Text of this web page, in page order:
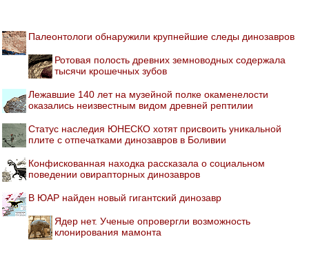
Палеонтологи обнаружили крупнейшие следы динозавров
Ротовая полость древних земноводных содержала
тысячи крошечных зубов
Лежавшие 140 лет на музейной полке окаменелости
оказались неизвестным видом древней рептилии
Статус наследия ЮНЕСКО хотят присвоить уникальной
плите с отпечатками динозавров в Боливии
Конфискованная находка рассказала о социальном
поведении овирапторных динозавров
В ЮАР найден новый гигантский динозавр
Ядер нет. Ученые опровергли возможность
клонирования мамонта